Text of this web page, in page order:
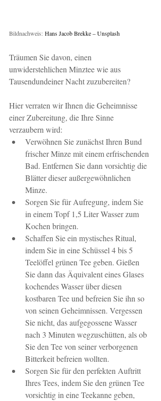
Bildnachweis: Hans Jacob Brekke – Unsplash
Träumen Sie davon, einen
unwiderstehlichen Minztee wie aus
Tausendundeiner Nacht zuzubereiten?
Hier verraten wir Ihnen die Geheimnisse
einer Zubereitung, die Ihre Sinne
verzaubern wird:
Verwöhnen Sie zunächst Ihren Bund
frischer Minze mit einem erfrischenden
Bad. Entfernen Sie dann vorsichtig die
Blätter dieser außergewöhnlichen
Minze.
Sorgen Sie für Aufregung, indem Sie
in einem Topf 1,5 Liter Wasser zum
Kochen bringen.
Schaffen Sie ein mystisches Ritual,
indem Sie in eine Schüssel 4 bis 5
Teelöffel grünen Tee geben. Gießen
Sie dann das Äquivalent eines Glases
kochendes Wasser über diesen
kostbaren Tee und befreien Sie ihn so
von seinen Geheimnissen. Vergessen
Sie nicht, das aufgegossene Wasser
nach 3 Minuten wegzuschütten, als ob
Sie den Tee von seiner verborgenen
Bitterkeit befreien wollten.
Sorgen Sie für den perfekten Auftritt
Ihres Tees, indem Sie den grünen Tee
vorsichtig in eine Teekanne geben,